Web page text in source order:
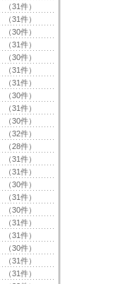
（31件）
（31件）
（30件）
（31件）
（30件）
（31件）
（31件）
（30件）
（31件）
（30件）
（32件）
（28件）
（31件）
（31件）
（30件）
（31件）
（30件）
（31件）
（31件）
（30件）
（31件）
（31件）